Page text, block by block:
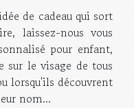
! de cadeau qui sort
laissez-nous vous
pour enfant,
sur le visage de tous
lorsqu'ils découvrent
nom...